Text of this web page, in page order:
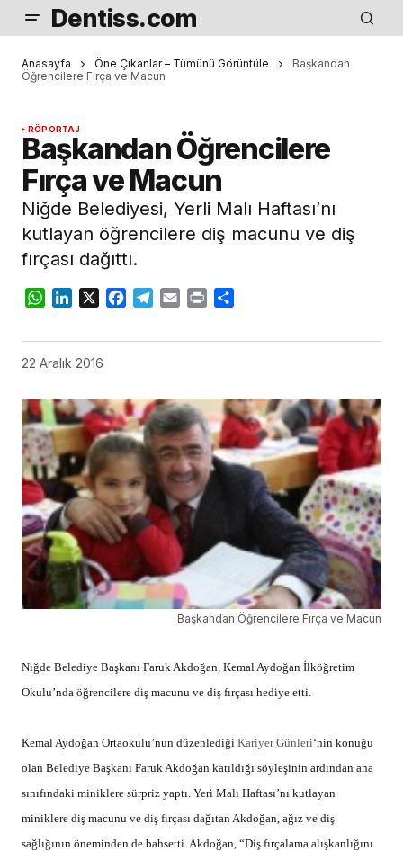
Dentiss.com
Anasayfa Öne Çıkanlar – Tümünü Görüntüle
Başkandan
Öğrencilere Fırça ve Macun
RÖPORTAJ
Başkandan Öğrencilere
Fırça ve Macun
Niğde Belediyesi, Yerli Malı Haftası’nı
kutlayan öğrencilere diş macunu ve diş
fırçası dağıttı.
WhatsApp
LinkedIn
X Facebook
Telegram
Email Print
22 Aralık 2016
Başkandan Öğrencilere Fırça ve Macun
Niğde Belediye Başkanı Faruk Akdoğan, Kemal Aydoğan İlköğretim
Okulu’nda öğrencilere diş macunu ve diş fırçası hediye etti.
Kemal Aydoğan Ortaokulu’nun düzenlediği Kariyer Günleri‘nin konuğu
olan Belediye Başkanı Faruk Akdoğan katıldığı söyleşinin ardından ana
sınıfındaki miniklere sürpriz yaptı. Yeri Malı Haftası’nı kutlayan
miniklere diş macunu ve diş fırçası dağıtan Akdoğan, ağız ve diş
sağlığının öneminden de bahsetti. Akdoğan, “Diş fırçalama alışkanlığını